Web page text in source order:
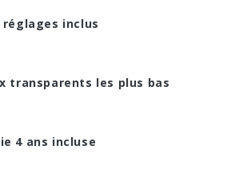
réglages inclus
transparents les plus bas
4 ans incluse